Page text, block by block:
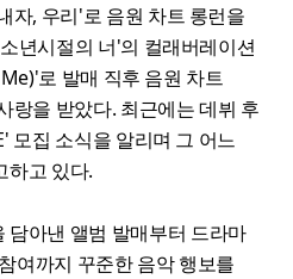
자, 우리'로 음원 차트 롱런을
년시절의 너'의 컬래버레이션
로 발매 직후 음원 차트
랑을 받았다. 최근에는 데뷔 후
모집 소식을 알리며 그 어느
하고 있다.
담아낸 앨범 발매부터 드라마
여까지 꾸준한 음악 행보를